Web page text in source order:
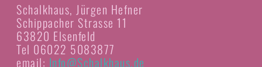
Schalkhaus, Jürgen Hefner
Schippacher Strasse 11
63820 Elsenfeld
Tel 06022 5083877
email: Info@Schalkhaus.de